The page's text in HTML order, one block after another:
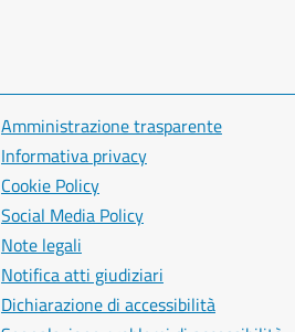
Amministrazione trasparente
Informativa privacy
Cookie Policy
Social Media Policy
Note legali
Notifica atti giudiziari
Dichiarazione di accessibilità